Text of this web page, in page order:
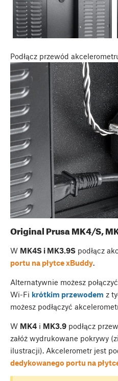
Podłącz przewód
Original Prusa MK4/S,
W MK4S i MK3.9S podłącz
portu na płytce xBuddy.
Alternatywnie możesz
Wi-Fi krótkim przewodem z
możesz podłączyć
W MK4 i MK3.9 podłącz
załóż wydrukowane pokrywy
ilustracji). Akcelerometr jest
dedykowanego portu na